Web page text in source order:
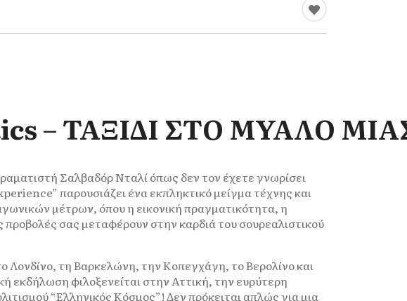
– ΤΑΞΙΔΙ ΣΤΟ ΜΥΑΛΟ
Σαλβαδόρ Νταλί όπως δεν τον έχετε γνωρίσει
παρουσιάζει ένα εκπληκτικό μείγμα τέχνης και
μέτρων, όπου η εικονική πραγματικότητα, η
σας μεταφέρουν στην καρδιά του σουρεαλιστικού
Λονδίνο, τη Βαρκελώνη, την Κοπεγχάγη, το Βερολίνο και
εκδήλωση φιλοξενείται στην Αττική, την ευρύτερη
“Ελληνικός Κόσμος”! Δεν πρόκειται απλώς για μια